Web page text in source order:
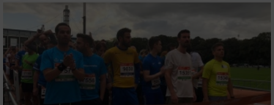
Verwendung von Profilen zur Auswahl
personalisierter Inhalte
Messung der Werbeleistung
Messung der Performance von Inhalten